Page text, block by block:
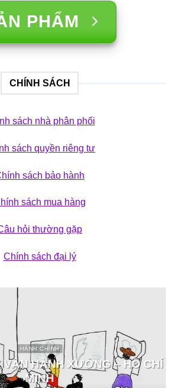
PHẨM
CHÍNH SÁCH
sách nhà phân phối
sách quyền riêng tư
sách bảo hành
sách mua hàng
hỏi thường gặp
Chính sách đại lý
HÀNH CHÍNH
VẬN HÀNH XƯỞNG – HỒ CHÍ
MINH